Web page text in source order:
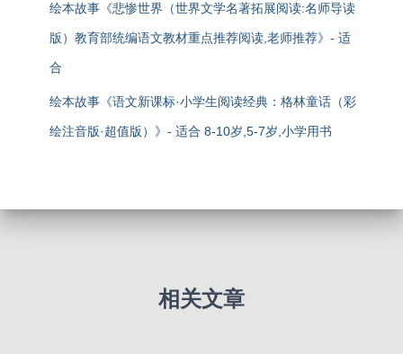
绘本故事《悲惨世界（世界文学名著拓展阅读:名师导读
版）教育部统编语文教材重点推荐阅读,老师推荐》- 适
合
绘本故事《语文新课标·小学生阅读经典：格林童话（彩
绘注音版·超值版）》- 适合 8-10岁,5-7岁,小学用书
相关文章